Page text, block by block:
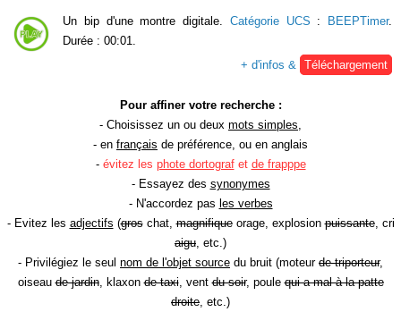
Un bip d'une montre digitale. Catégorie UCS : BEEPTimer.
Durée : 00:01.
+ d'infos & Téléchargement
Pour affiner votre recherche :
- Choisissez un ou deux mots simples,
- en français de préférence, ou en anglais
- évitez les phote dortografet de frapppe
- Essayez des synonymes
- N'accordez pas les verbes
- Evitez les adjectifs (groschat,magnifiqueorage, explosionpuissante, cri
aigu, etc.)
- Privilégiez le seul nom de l'objet source du bruit (moteur de triporteur,
oiseaude jardin, klaxonde taxi, ventdu soir, poulequi a mal à la patte
droite, etc.)